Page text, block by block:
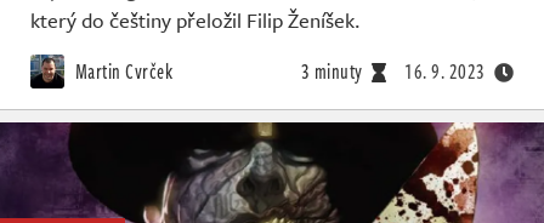
který do češtiny přeložil Filip Ženíšek.
Martin Cvrček 3 minuty 16. 9. 2023